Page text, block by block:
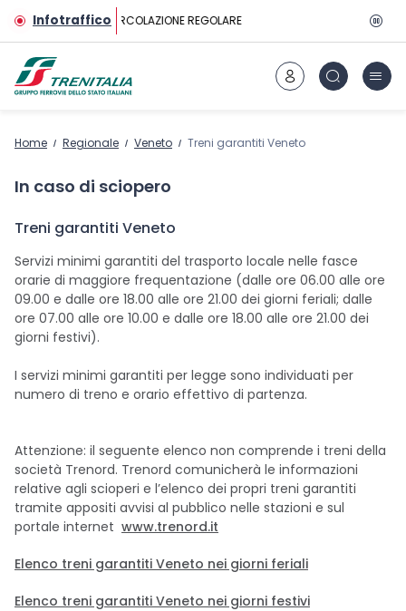
Vai al contenuto principale
InfotrafficoCIRCOLAZIONE REGOLARE
Home Regionale Veneto Treni garantiti Veneto
In caso di sciopero
Treni garantiti Veneto
Servizi minimi garantiti del trasporto locale nelle fasce
orarie di maggiore frequentazione (dalle ore 06.00 alle ore
09.00 e dalle ore 18.00 alle ore 21.00 dei giorni feriali; dalle
ore 07.00 alle ore 10.00 e dalle ore 18.00 alle ore 21.00 dei
giorni festivi).
I servizi minimi garantiti per legge sono individuati per
numero di treno e orario effettivo di partenza.
Attenzione: il seguente elenco non comprende i treni della
società Trenord. Trenord comunicherà le informazioni
relative agli scioperi e l’elenco dei propri treni garantiti
tramite appositi avvisi al pubblico nelle stazioni e sul
portale internet www.trenord.it
Elenco treni garantiti Veneto nei giorni feriali
Elenco treni garantiti Veneto nei giorni festivi